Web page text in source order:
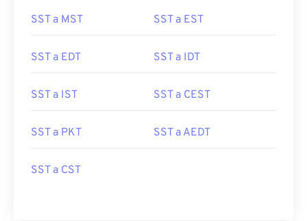
SST a MST SST a EST
SST a EDT SST a IDT
SST a IST SST a CEST
SST a PKT SST a AEDT
SST a CST